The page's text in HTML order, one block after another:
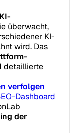
überwacht,
KI-
wird. Das
detaillierte
verfolgen
Dashboard
der